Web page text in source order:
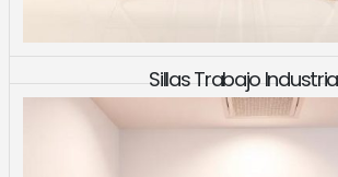
Sillas Trabajo
Sillas, bancos para uso industrial y